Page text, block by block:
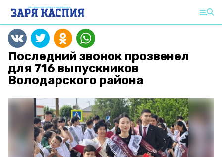
Последний звонок прозвенел
для 716 выпускников
Володарского района